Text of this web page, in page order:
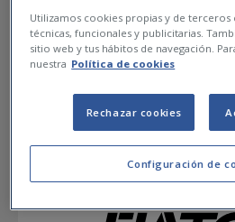
1
Utilizamos cookies propias y de terceros
técnicas, funcionales y publicitarias.
sitio web y tus hábitos de navegación.
nuestra Política de cookies
Configuración de
Rechazar cookies